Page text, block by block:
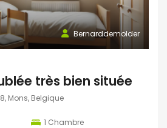
Bernarddemolder
très bien située
Mons, Belgique
1 Chambre